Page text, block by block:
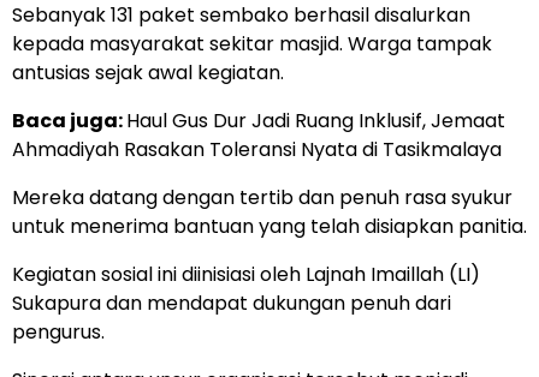
Sebanyak 131 paket sembako berhasil disalurkan
kepada masyarakat sekitar masjid. Warga tampak
antusias sejak awal kegiatan.
Baca juga:Haul Gus Dur Jadi Ruang Inklusif, Jemaat
Ahmadiyah Rasakan Toleransi Nyata di Tasikmalaya
Mereka datang dengan tertib dan penuh rasa syukur
untuk menerima bantuan yang telah disiapkan panitia.
Kegiatan sosial ini diinisiasi oleh Lajnah Imaillah (LI)
Sukapura dan mendapat dukungan penuh dari
pengurus.